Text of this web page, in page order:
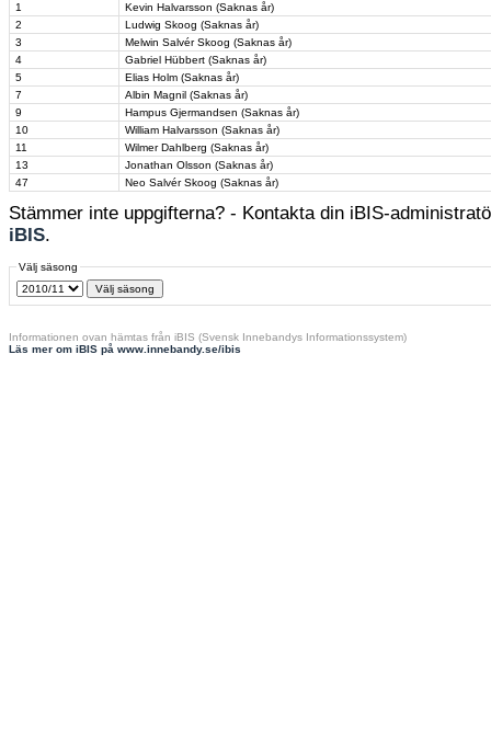
1
Kevin Halvarsson (Saknas år)
2
Ludwig Skoog (Saknas år)
3
Melwin Salvér Skoog (Saknas år)
4
Gabriel Hübbert (Saknas år)
5
Elias Holm (Saknas år)
7
Albin Magnil (Saknas år)
9
Hampus Gjermandsen (Saknas år)
10
William Halvarsson (Saknas år)
11
Wilmer Dahlberg (Saknas år)
13
Jonathan Olsson (Saknas år)
47
Neo Salvér Skoog (Saknas år)
Stämmer inte uppgifterna? - Kontakta din iBIS-
iBIS.
Välj säsong
Informationen ovan hämtas från iBIS (Svensk Innebandys Informationssystem)
Läs mer om iBIS på www.innebandy.se/ibis